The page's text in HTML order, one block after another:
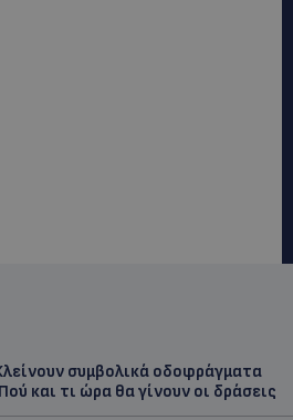
συμβολικά οδοφράγματα
και τι ώρα θα γίνουν οι δράσεις